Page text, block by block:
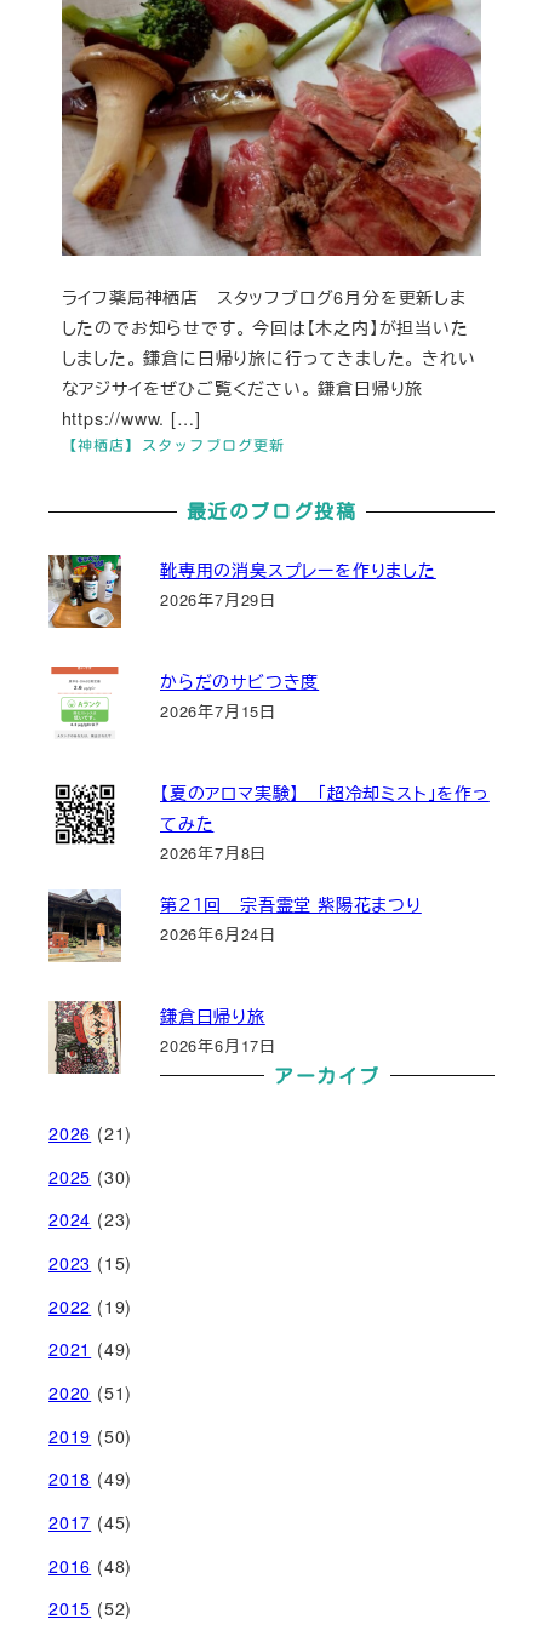
【神栖店】スタッフブログ更新
ライフ薬局神栖店 スタッフブログ6月分を更新しま
したのでお知らせです。 今回は【木之内】が担当いた
しました。 鎌倉に日帰り旅に行ってきました。 きれい
なアジサイをぜひご覧ください。 鎌倉日帰り旅
https://www. […]
最近のブログ投稿
靴専用の消臭スプレーを作りました
2026年7月29日
からだのサビつき度
2026年7月15日
【夏のアロマ実験】 「超冷却ミスト」を作っ
てみた
2026年7月8日
第２１回 宗吾霊堂 紫陽花まつり
2026年6月24日
鎌倉日帰り旅
2026年6月17日
アーカイブ
2026 (21)
2025 (30)
2024 (23)
2023 (15)
2022 (19)
2021 (49)
2020 (51)
2019 (50)
2018 (49)
2017 (45)
2016 (48)
2015 (52)